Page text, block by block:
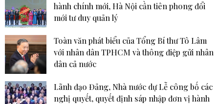
hành chính mới, Hà Nội cần tiên phong đổi
mới tư duy quản lý
Toàn văn phát biểu của Tổng Bí thư Tô Lâm
với nhân dân TPHCM và thông điệp gửi nhân
dân cả nước
Lãnh đạo Đảng, Nhà nước dự Lễ công bố các
nghị quyết, quyết định sáp nhập đơn vị hành